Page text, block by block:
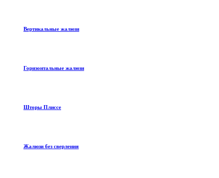
Вертикальные жалюзи
Горизонтальные жалюзи
Шторы Плиссе
Жалюзи без сверления